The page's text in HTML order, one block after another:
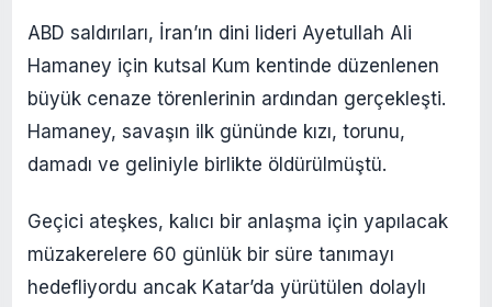
ABD saldırıları, İran’ın dini lideri Ayetullah Ali
Hamaney için kutsal Kum kentinde düzenlenen
büyük cenaze törenlerinin ardından gerçekleşti.
Hamaney, savaşın ilk gününde kızı, torunu,
damadı ve geliniyle birlikte öldürülmüştü.
Geçici ateşkes, kalıcı bir anlaşma için yapılacak
müzakerelere 60 günlük bir süre tanımayı
hedefliyordu ancak Katar’da yürütülen dolaylı